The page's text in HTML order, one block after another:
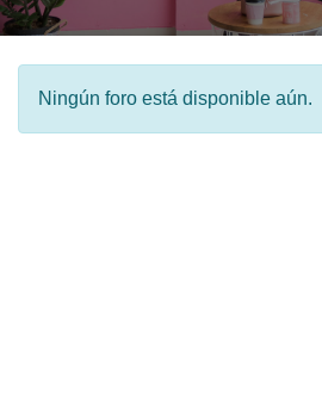
Ningún foro está disponible aún.